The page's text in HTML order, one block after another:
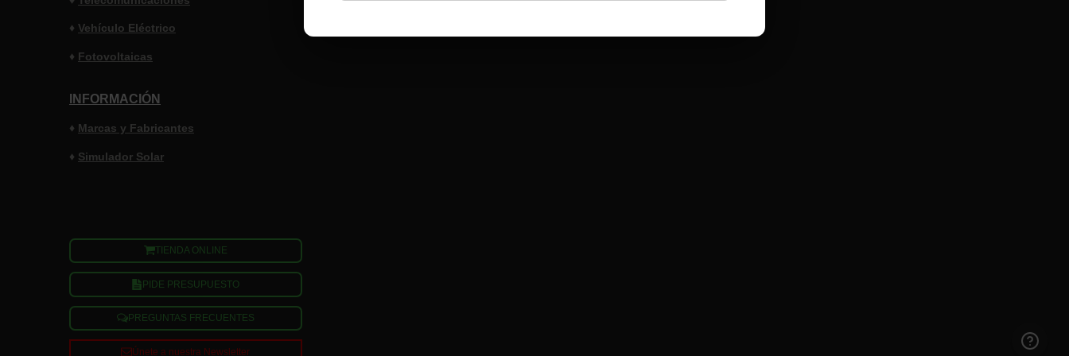
♦ Vehículo Eléctrico
♦ Fotovoltaicas
INFORMACIÓN
♦ Marcas y Fabricantes
♦ Simulador Solar
TIENDA ONLINE
PIDE PRESUPUESTO
PREGUNTAS FRECUENTES
Únete a nuestra Newsletter